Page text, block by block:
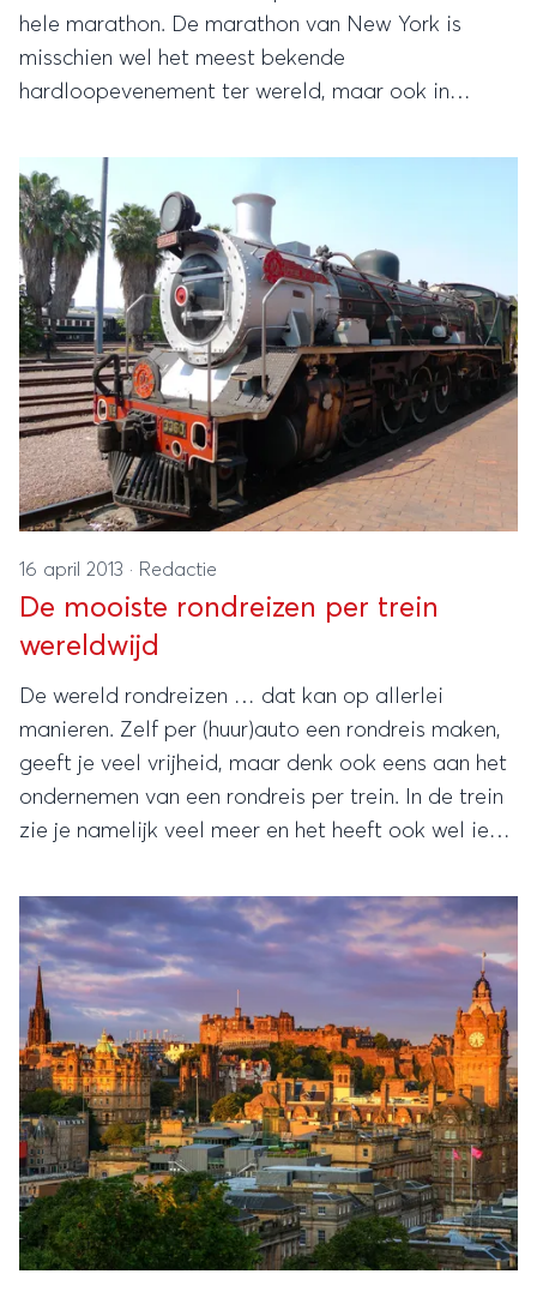
hele marathon. De marathon van New York is
misschien wel het meest bekende
hardloopevenement ter wereld, maar ook in
hardloopparcours uitgezet. Een goede reden om
af te reizen naar het buitenland dus, zoals naar
Schotland.
16 april 2013 · Redactie
De mooiste rondreizen per trein
wereldwijd
De wereld rondreizen … dat kan op allerlei
manieren. Zelf per (huur)auto een rondreis maken,
geeft je veel vrijheid, maar denk ook eens aan het
ondernemen van een rondreis per trein. In de trein
zie je namelijk veel meer en het heeft ook wel iets
Onderstaande treinreizen worden tot de mooiste
van de wereld gerekend.